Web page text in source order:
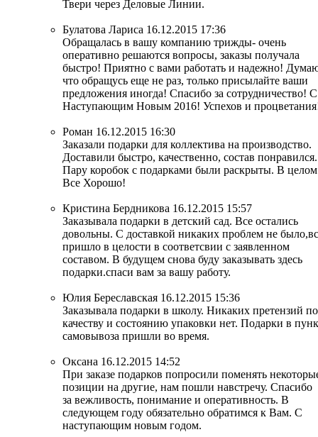
Твери через Деловые Линии.
Булатова Лариса 16.12.2015 17:36
Обращалась в вашу компанию трижды- очень
оперативно решаются вопросы, заказы получала
быстро! Приятно с вами работать и надежно!
что обращусь еще не раз, только присылайте ваши
предложения иногда! Спасибо за сотрудничество! С
Наступающим Новым 2016! Успехов и
Роман 16.12.2015 16:30
Заказали подарки для коллектива на производство.
Доставили быстро, качественно, состав понравился.
Пару коробок с подарками были раскрыты. В целом
Все Хорошо!
Кристина Бердникова 16.12.2015 15:57
Заказывала подарки в детский сад. Все остались
довольны. С доставкой никаких проблем не
пришло в целости в соответсвии с заявленном
составом. В будущем снова буду заказывать здесь
подарки.спаси вам за вашу работу.
Юлия Береславская 16.12.2015 15:36
Заказывала подарки в школу. Никаких претензий по
качеству и состоянию упаковки нет. Подарки в
самовывоза пришли во время.
Оксана 16.12.2015 14:52
При заказе подарков попросили поменять
позиции на другие, нам пошли навстречу. Спасибо
за вежливость, понимание и оперативность. В
следующем году обязательно обратимся к Вам. С
наступающим новым годом.